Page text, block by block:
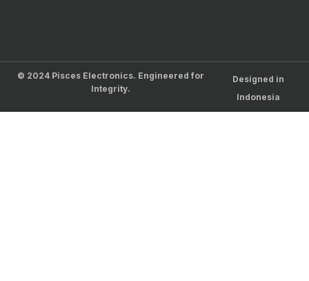
© 2024 Pisces Electronics. Engineered for
Integrity.
Designed in
Indonesia